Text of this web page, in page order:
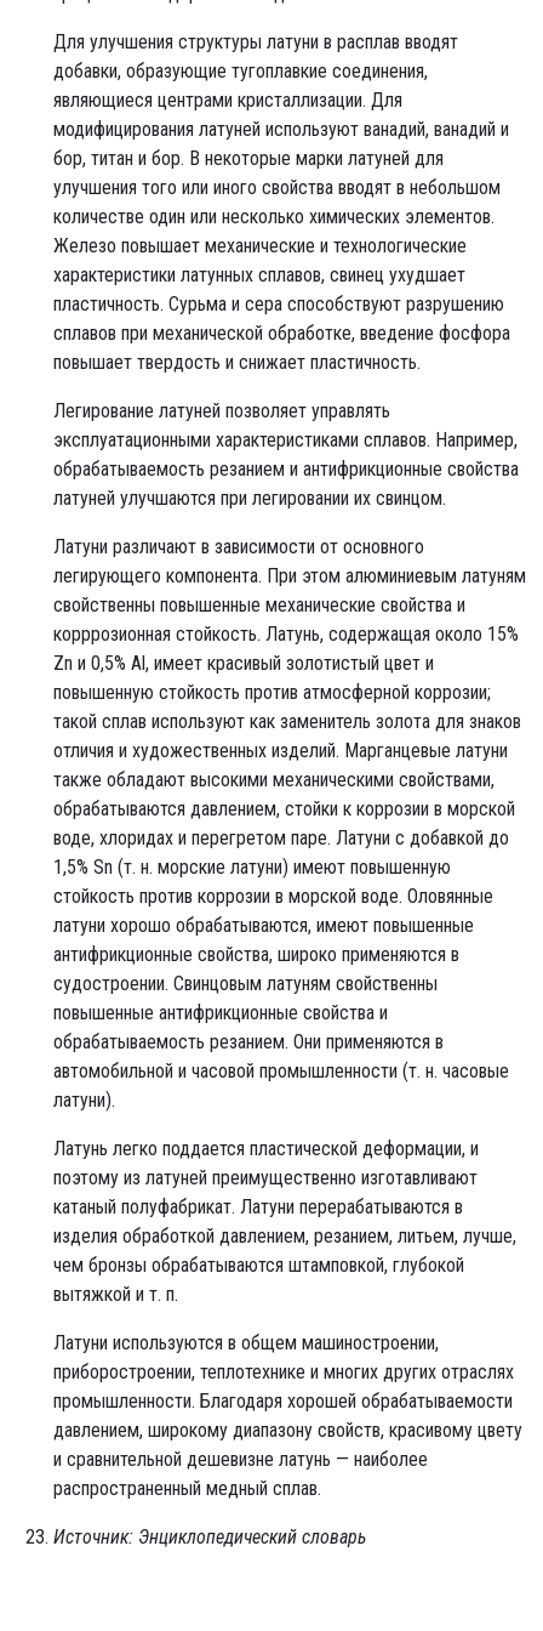
Для улучшения структуры латуни в расплав вводят
добавки, образующие тугоплавкие соединения,
являющиеся центрами кристаллизации. Для
модифицирования латуней используют ванадий, ванадий и
бор, титан и бор. В некоторые марки латуней для
улучшения того или иного свойства вводят в небольшом
количестве один или несколько химических элементов.
Железо повышает механические и технологические
характеристики латунных сплавов, свинец ухудшает
пластичность. Сурьма и сера способствуют разрушению
сплавов при механической обработке, введение фосфора
повышает твердость и снижает пластичность.
Легирование латуней позволяет управлять
эксплуатационными характеристиками сплавов. Например,
обрабатываемость резанием и антифрикционные свойства
латуней улучшаются при легировании их свинцом.
Латуни различают в зависимости от основного
легирующего компонента. При этом алюминиевым латуням
свойственны повышенные механические свойства и
корррозионная стойкость. Латунь, содержащая около 15%
Zn и 0,5% Al, имеет красивый золотистый цвет и
повышенную стойкость против атмосферной коррозии;
такой сплав используют как заменитель золота для знаков
отличия и художественных изделий. Марганцевые латуни
также обладают высокими механическими свойствами,
обрабатываются давлением, стойки к коррозии в морской
воде, хлоридах и перегретом паре. Латуни с добавкой до
1,5% Sn (т. н. морские латуни) имеют повышенную
стойкость против коррозии в морской воде. Оловянные
латуни хорошо обрабатываются, имеют повышенные
антифрикционные свойства, широко применяются в
судостроении. Свинцовым латуням свойственны
повышенные антифрикционные свойства и
обрабатываемость резанием. Они применяются в
автомобильной и часовой промышленности (т. н. часовые
латуни).
Латунь легко поддается пластической деформации, и
поэтому из латуней преимущественно изготавливают
катаный полуфабрикат. Латуни перерабатываются в
изделия обработкой давлением, резанием, литьем, лучше,
чем бронзы обрабатываются штамповкой, глубокой
вытяжкой и т. п.
Латуни используются в общем машиностроении,
приборостроении, теплотехнике и многих других отраслях
промышленности. Благодаря хорошей обрабатываемости
давлением, широкому диапазону свойств, красивому цвету
и сравнительной дешевизне латунь — наиболее
распространенный медный сплав.
Источник: Энциклопедический словарь